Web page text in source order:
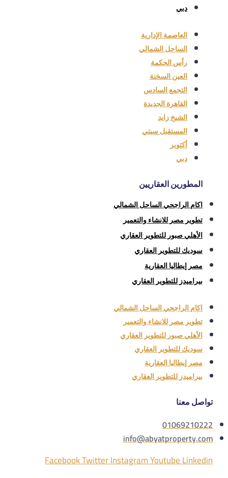
دبي
العاصمة الإدارية
الساحل الشمالي
رأس الحكمة
العين السخنة
التجمع السادس
القاهرة الجديدة
الشيخ زايد
المستقبل سيتي
أكتوبر
دبي
المطورين العقاريين
اكام الراجحي الساحل الشمالي
تطوير مصر للانشاء والتعمير
الأهلي صبور للتطوير العقاري
سوديك للتطوير العقاري
مصر إيطاليا العقارية
بيراميدز للتطوير العقاري
اكام الراجحي الساحل الشمالي
تطوير مصر للانشاء والتعمير
الأهلي صبور للتطوير العقاري
سوديك للتطوير العقاري
مصر إيطاليا العقارية
بيراميدز للتطوير العقاري
تواصل معنا
01069210222
info@abyatproperty.com
FacebookTwitterInstagramYoutubeLinkedin